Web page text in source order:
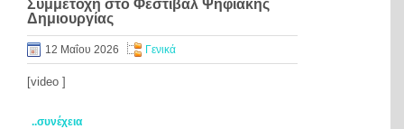
Συμμετοχή στο Φεστιβάλ Ψηφιακής
Δημιουργίας
12 Μαΐου 2026 Γενικά
[video ]
..συνέχεια